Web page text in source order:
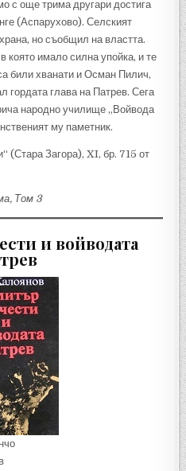
с още трима другари достига
(Аспарухово). Селският
но съобщил на властта.
която имало силна упойка, и те
били хванати и Осман Пилич,
гордата глава на Патрев. Сега
народно училище „Войвода
му паметник.
(Стара Загора), XI, бр. 715 от
Том 3
и войводата